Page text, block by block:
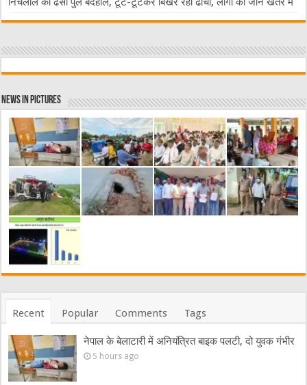
News in Pictures
Recent Popular Comments Tags
नेपाल के बेलाटारी में अनियंत्रित बाइक पलटी, दो युवक गंभीर
5 hours ago